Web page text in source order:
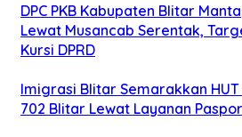
DPC PKB Kabupaten Blitar
Lewat Musancab Serentak,
Kursi DPRD
Imigrasi Blitar Semarakkan
702 Blitar Lewat Layanan